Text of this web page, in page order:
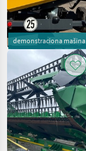
demonstraciona mašina